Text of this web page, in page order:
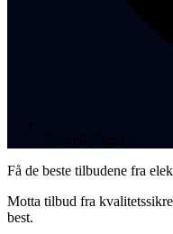
Få de beste tilbudene fra
Motta tilbud fra
best.